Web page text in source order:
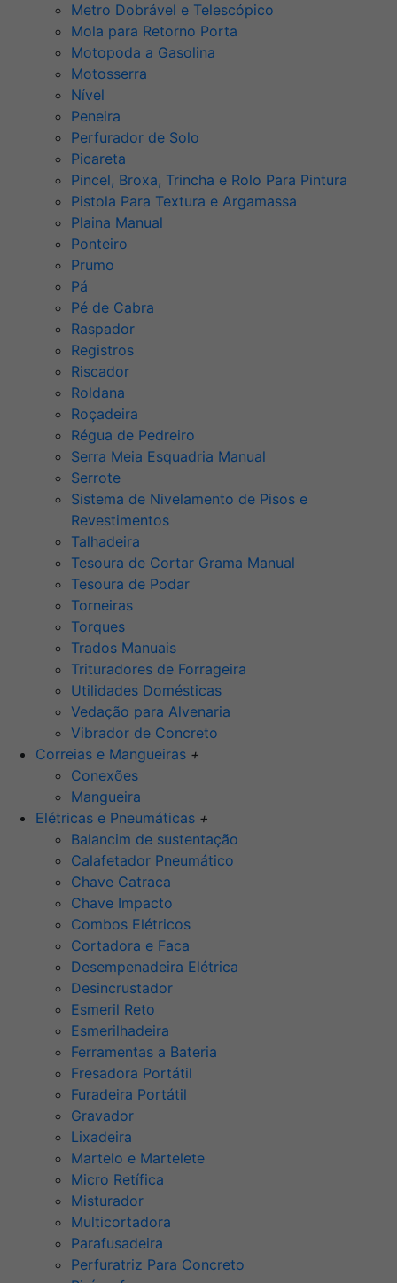
Metro Dobrável e Telescópico
Mola para Retorno Porta
Motopoda a Gasolina
Motosserra
Nível
Peneira
Perfurador de Solo
Picareta
Pincel, Broxa, Trincha e Rolo Para Pintura
Pistola Para Textura e Argamassa
Plaina Manual
Ponteiro
Prumo
Pá
Pé de Cabra
Raspador
Registros
Riscador
Roldana
Roçadeira
Régua de Pedreiro
Serra Meia Esquadria Manual
Serrote
Sistema de Nivelamento de Pisos e
Revestimentos
Talhadeira
Tesoura de Cortar Grama Manual
Tesoura de Podar
Torneiras
Torques
Trados Manuais
Trituradores de Forrageira
Utilidades Domésticas
Vedação para Alvenaria
Vibrador de Concreto
Correias e Mangueiras +
Conexões
Mangueira
Elétricas e Pneumáticas +
Balancim de sustentação
Calafetador Pneumático
Chave Catraca
Chave Impacto
Combos Elétricos
Cortadora e Faca
Desempenadeira Elétrica
Desincrustador
Esmeril Reto
Esmerilhadeira
Ferramentas a Bateria
Fresadora Portátil
Furadeira Portátil
Gravador
Lixadeira
Martelo e Martelete
Micro Retífica
Misturador
Multicortadora
Parafusadeira
Perfuratriz Para Concreto